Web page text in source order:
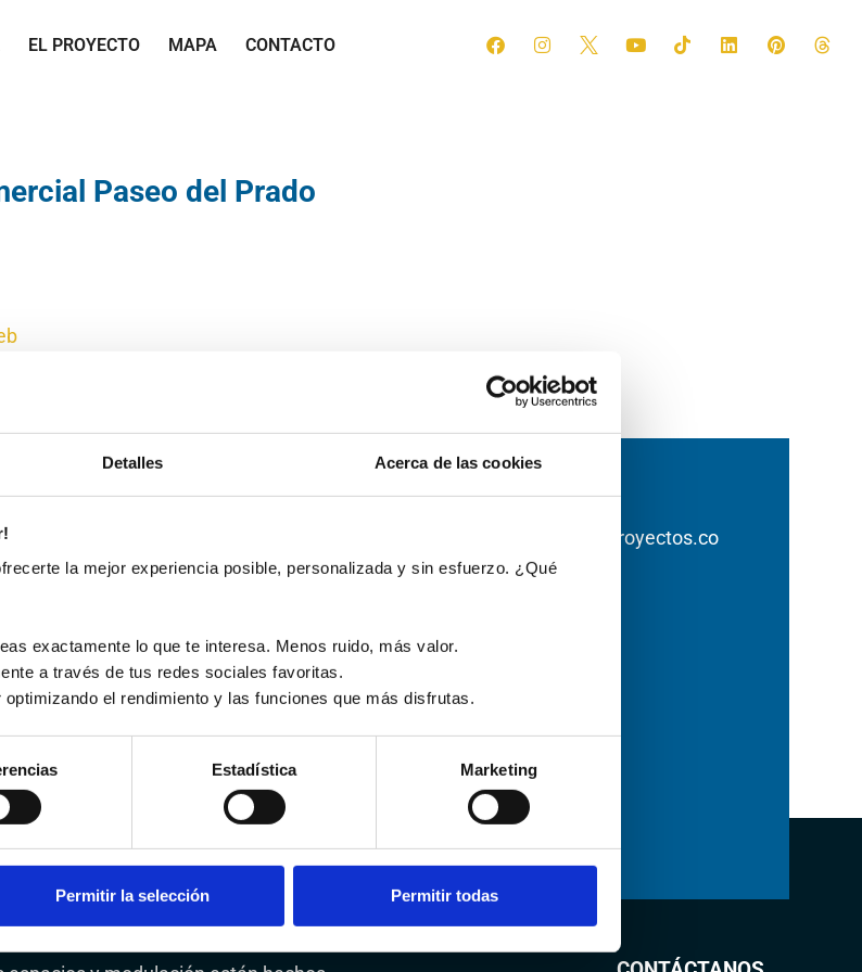
Detalles Acerca de las cookies
la mejor experiencia posible, personalizada y sin esfuerzo. ¿Qué
exactamente lo que te interesa. Menos ruido, más valor.
a través de tus redes sociales favoritas.
el rendimiento y las funciones que más disfrutas.
Estadística Marketing
Permitir la selección Permitir todas
EL PROYECTO MAPA CONTACTO
Paseo del Prado
13 Nº 17 Norte - 51 - El Nogal
43A - 16 Sur 47. Of 1103 y 1203 El
Edf Panalpina
York:
Third Avenue FRNT A New York,
10022
Correo electrónico
paseodelprado@geoproyectos.co
+57 350 318 9838